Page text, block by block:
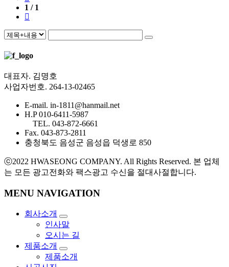
1 / 1
대표자. 김명호
사업자번호. 264-13-02465
E-mail. in-1811@hanmail.net
H.P 010-6411-5987
TEL. 043-872-6661
Fax. 043-873-2811
충청북도 음성군 음성읍 덕생로 850
ⓒ2022 HWASEONG COMPANY. All Rights Reserved. 본 업체
는 모든 광고전화와 팩스광고 수신을 절대사절합니다.
MENU NAVIGATION
회사소개
인사말
오시는 길
제품소개
제품소개